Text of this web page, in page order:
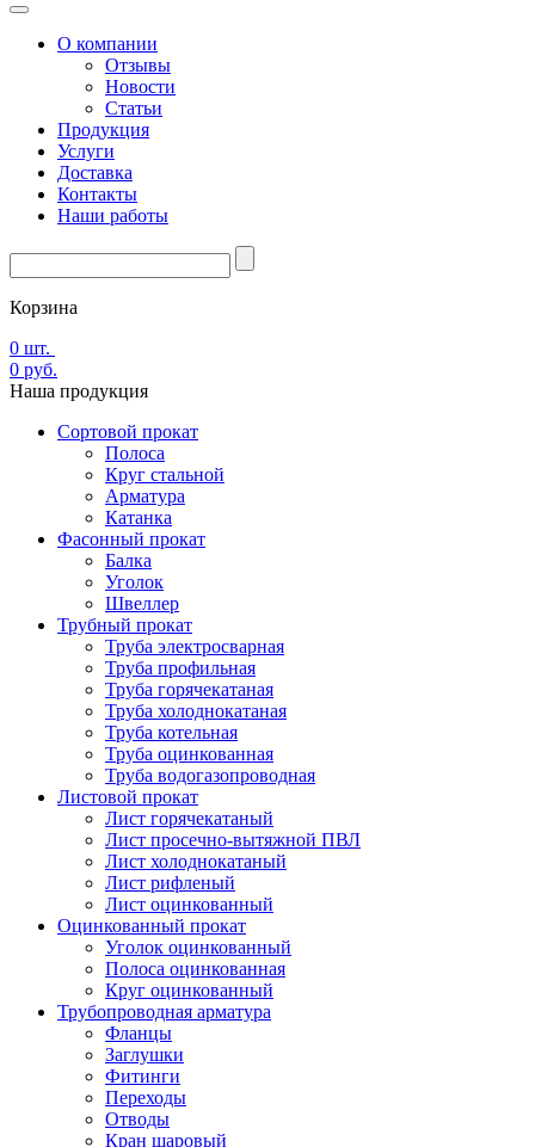
О компании
Отзывы
Новости
Статьи
Продукция
Услуги
Доставка
Контакты
Наши работы
Корзина
0 шт.
0 руб.
Наша продукция
Сортовой прокат
Полоса
Круг стальной
Арматура
Катанка
Фасонный прокат
Балка
Уголок
Швеллер
Трубный прокат
Труба электросварная
Труба профильная
Труба горячекатаная
Труба холоднокатаная
Труба котельная
Труба оцинкованная
Труба водогазопроводная
Листовой прокат
Лист горячекатаный
Лист просечно-вытяжной ПВЛ
Лист холоднокатаный
Лист рифленый
Лист оцинкованный
Оцинкованный прокат
Уголок оцинкованный
Полоса оцинкованная
Круг оцинкованный
Трубопроводная арматура
Фланцы
Заглушки
Фитинги
Переходы
Отводы
Кран шаровый